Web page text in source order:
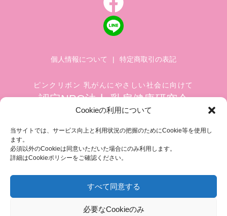
Cookieの利用について
当サイトでは、サービス向上と利用状況の把握のためにCookie等を使用し
ます。
必須以外のCookieは同意いただいた場合にのみ利用します。
詳細はCookieポリシーをご確認ください。
すべて同意する
必要なCookieのみ
個人情報について | 特定商取引の表記
ピンクリボン 乳がんにやさしい社会に向けて
認定NPO法人 乳房健康研究会
築地ホワイトビル 1002
FAX.03-3545-6545
info@breastcare.jp
COPYRIGHT (C) 2019 JAPAN SOCIETY OF BREAST HEALTH, ALL RIGHT RESERVED